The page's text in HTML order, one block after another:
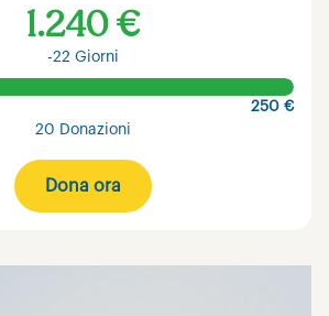
1.240 €
-22 Giorni
250 €
20 Donazioni
Dona ora